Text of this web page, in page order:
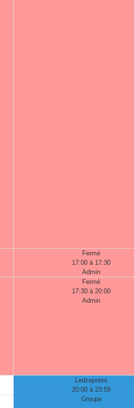
Fermé
17:00 à 17:30
Admin
Fermé
17:30 à 20:00
Admin
Ledzepotes
20:00 à 23:59
Groupe